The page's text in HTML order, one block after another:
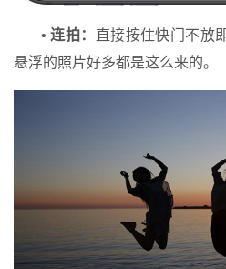
• 连拍：
直接按住快门不放
悬浮的照片好多都是这么来的。